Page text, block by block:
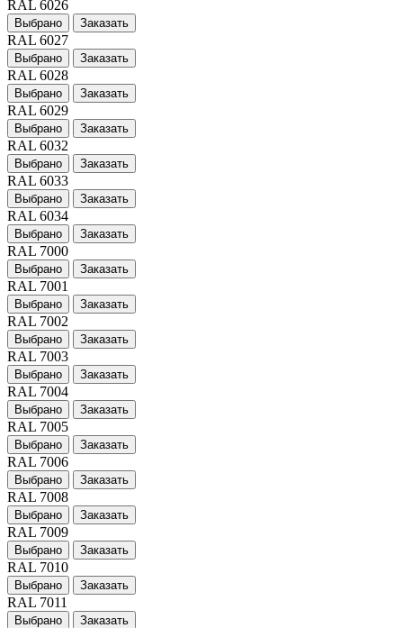
RAL 6026
Выбрано Заказать
RAL 6027
Выбрано Заказать
RAL 6028
Выбрано Заказать
RAL 6029
Выбрано Заказать
RAL 6032
Выбрано Заказать
RAL 6033
Выбрано Заказать
RAL 6034
Выбрано Заказать
RAL 7000
Выбрано Заказать
RAL 7001
Выбрано Заказать
RAL 7002
Выбрано Заказать
RAL 7003
Выбрано Заказать
RAL 7004
Выбрано Заказать
RAL 7005
Выбрано Заказать
RAL 7006
Выбрано Заказать
RAL 7008
Выбрано Заказать
RAL 7009
Выбрано Заказать
RAL 7010
Выбрано Заказать
RAL 7011
Выбрано Заказать